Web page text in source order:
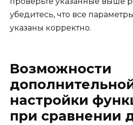
убедитесь, что все
указаны корректно.
Возможности
настройки
при сравнении